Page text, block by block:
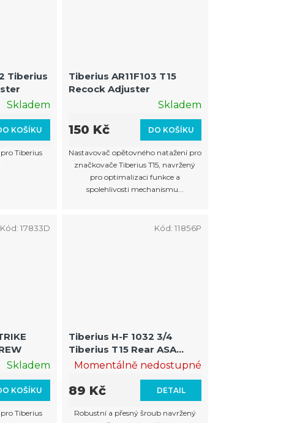
Tiberius
Skladem
KOŠÍKU
Tiberius
Tiberius AR11F103 T15
Recock Adjuster
Skladem
DO KOŠÍKU
150 Kč
Nastavovač opětovného natažení pro
značkovače Tiberius T15, navržený
pro optimalizaci funkce a
spolehlivosti mechanismu...
Skladem
KOŠÍKU
Tiberius
Kód: 17833D
Tiberius H-F 1032 3/4
Tiberius T15 Rear ASA
Screw
Momentálně nedostupné
DETAIL
89 Kč
Robustní a přesný šroub navržený
Kód:11856P